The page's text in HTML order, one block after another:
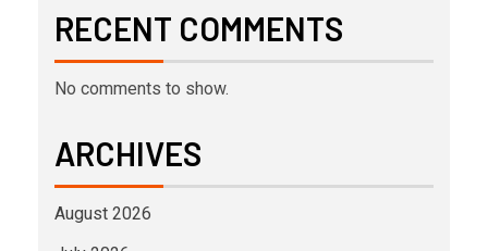
RECENT COMMENTS
No comments to show.
ARCHIVES
August 2026